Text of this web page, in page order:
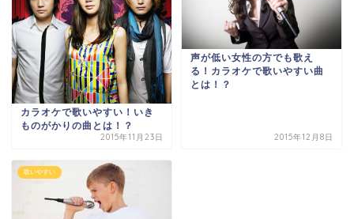
カラオケで歌いやすい！いき
ものがかりの曲とは！？
2015年11月23日
声が低い女性の方でも歌え
る！カラオケで歌いやすい曲
とは！？
2015年12月8日
歌いやすい